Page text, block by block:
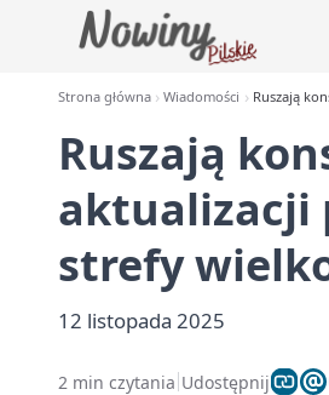
Strona główna Wiadomości Ruszają
Ruszają
aktualizacji
strefy
12 listopada 2025
2 min czytania Udostępnij